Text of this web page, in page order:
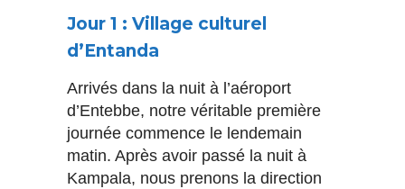
Jour 1 : Village culturel
d’Entanda
Arrivés dans la nuit à l’aéroport
d’Entebbe, notre véritable première
journée commence le lendemain
matin. Après avoir passé la nuit à
Kampala, nous prenons la direction